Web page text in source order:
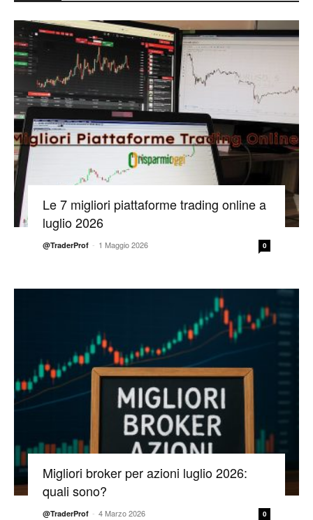
Le 7 migliori piattaforme trading online a
luglio 2026
@TraderProf - 1 Maggio 2026 0
Migliori broker per azioni luglio 2026:
quali sono?
@TraderProf - 4 Marzo 2026 0